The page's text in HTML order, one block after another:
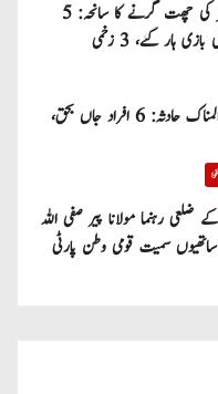
پبی میں گھر کی چھت گرنے کا سانحہ: 5
ہار گئے، 3 زخمی
کرک میں المناک حادثہ: 6 افراد جاں بحق،
رہنما مولانا پیر صفی اللہ
سمیت قومی وطن پارٹی